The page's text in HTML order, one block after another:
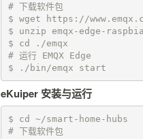
# 下载软件包
$ wget https://
$ unzip emqx-edge-
$ cd ./emqx
# 运行 EMQX Edge
$ ./bin/emqx start
eKuiper 安装与运行
$ cd ~/smart-home-hubs
# 下载软件包